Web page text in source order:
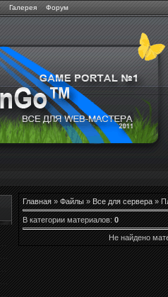
Галерея Форум
Главная»Файлы»Все для сервера»
В категории материалов:0
Не найдено